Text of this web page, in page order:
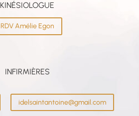
KINÉSIOLOGUE
RDV Amélie Egon
INFIRMIÈRES
idelsaintantoine@gmail.com